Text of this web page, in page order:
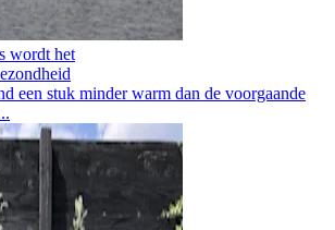
wordt het
een stuk minder warm dan de voorgaande